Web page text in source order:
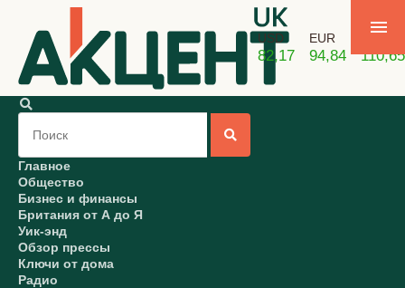
USD
82,17
EUR
94,84 110,65
Главное
Общество
Бизнес и финансы
Британия от А до Я
Уик-энд
Обзор прессы
Ключи от дома
Радио